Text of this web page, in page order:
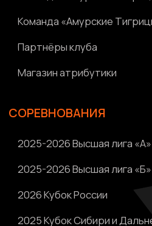
Россия, г. Хабаровск, Амурский бульвар 1а, УКСК